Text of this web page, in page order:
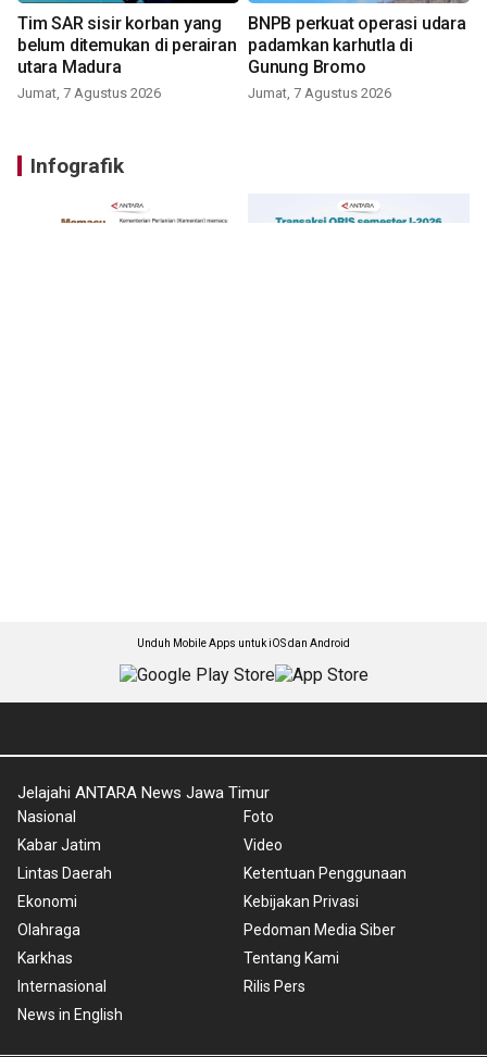
Tim SAR sisir korban yang
belum ditemukan di perairan
utara Madura
Jumat, 7 Agustus 2026
BNPB perkuat operasi udara
padamkan karhutla di
Gunung Bromo
Jumat, 7 Agustus 2026
Infografik
Unduh Mobile Apps untuk iOS dan Android
Jelajahi ANTARA News Jawa Timur
Nasional
Kabar Jatim
Lintas Daerah
Ekonomi
Olahraga
Karkhas
Internasional
News in English
Foto
Video
Ketentuan Penggunaan
Kebijakan Privasi
Pedoman Media Siber
Tentang Kami
Rilis Pers